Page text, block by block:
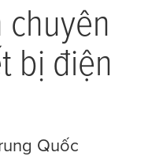
chuyên
bị điện
Quốc